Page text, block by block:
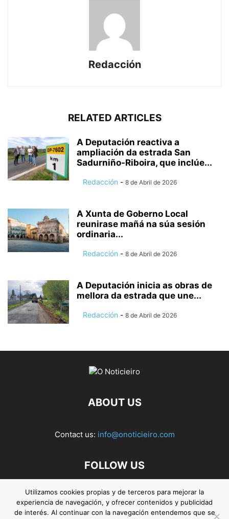
Redacción
RELATED ARTICLES
A Deputación reactiva a
ampliación da estrada San
Sadurniño-Riboira, que inclúe...
Redacción - 8 de Abril de 2026
A Xunta de Goberno Local
reunirase mañá na súa sesión
ordinaria...
Redacción - 8 de Abril de 2026
A Deputación inicia as obras de
mellora da estrada que une...
Redacción - 8 de Abril de 2026
ABOUT US
Contact us: info@onoticieiro.com
FOLLOW US
Utilizamos cookies propias y de terceros para mejorar la
experiencia de navegación, y ofrecer contenidos y publicidad
de interés. Al continuar con la navegación entendemos que se